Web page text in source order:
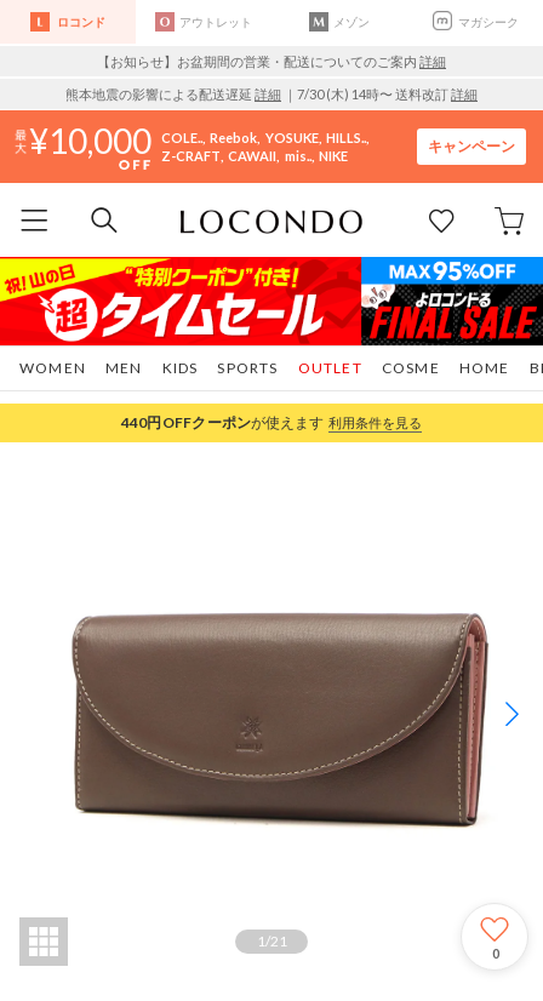
ロコンド アウトレット メゾン マガシーク
【お知らせ】お盆期間の営業・配送についてのご案内 詳細
熊本地震の影響による配送遅延 詳細 ｜7/30 (木) 14時〜 送料改訂詳細
10,000 COLE.. Reebok YOSUKE HILLS..
Z-CRAFT CAWAII mis.. NIKE
キャンペーン
WOMEN MEN KIDS SPORTS COSME HOME
OUTLET
440円OFFクーポンが使えます 利用条件を見る
1 /21
0